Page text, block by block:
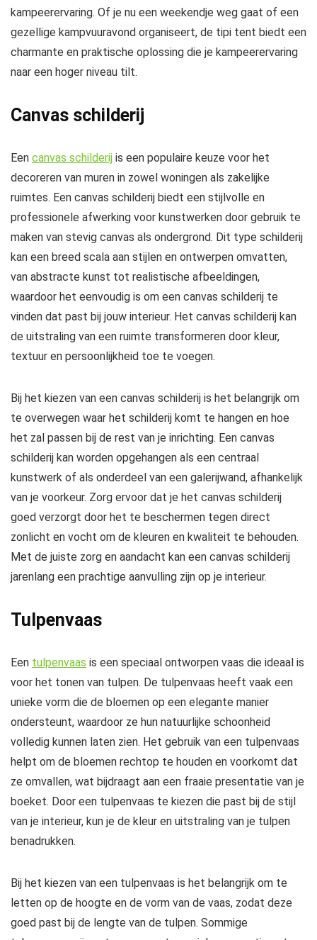
kampeerervaring. Of je nu een weekendje weg gaat of een
gezellige kampvuuravond organiseert, de tipi tent biedt een
charmante en praktische oplossing die je kampeerervaring
naar een hoger niveau tilt.
Canvas schilderij
Een canvas schilderij is een populaire keuze voor het
decoreren van muren in zowel woningen als zakelijke
ruimtes. Een canvas schilderij biedt een stijlvolle en
professionele afwerking voor kunstwerken door gebruik te
maken van stevig canvas als ondergrond. Dit type schilderij
kan een breed scala aan stijlen en ontwerpen omvatten,
van abstracte kunst tot realistische afbeeldingen,
waardoor het eenvoudig is om een canvas schilderij te
vinden dat past bij jouw interieur. Het canvas schilderij kan
de uitstraling van een ruimte transformeren door kleur,
textuur en persoonlijkheid toe te voegen.
Bij het kiezen van een canvas schilderij is het belangrijk om
te overwegen waar het schilderij komt te hangen en hoe
het zal passen bij de rest van je inrichting. Een canvas
schilderij kan worden opgehangen als een centraal
kunstwerk of als onderdeel van een galerijwand, afhankelijk
van je voorkeur. Zorg ervoor dat je het canvas schilderij
goed verzorgt door het te beschermen tegen direct
zonlicht en vocht om de kleuren en kwaliteit te behouden.
Met de juiste zorg en aandacht kan een canvas schilderij
jarenlang een prachtige aanvulling zijn op je interieur.
Tulpenvaas
Een tulpenvaas is een speciaal ontworpen vaas die ideaal is
voor het tonen van tulpen. De tulpenvaas heeft vaak een
unieke vorm die de bloemen op een elegante manier
ondersteunt, waardoor ze hun natuurlijke schoonheid
volledig kunnen laten zien. Het gebruik van een tulpenvaas
helpt om de bloemen rechtop te houden en voorkomt dat
ze omvallen, wat bijdraagt aan een fraaie presentatie van je
boeket. Door een tulpenvaas te kiezen die past bij de stijl
van je interieur, kun je de kleur en uitstraling van je tulpen
benadrukken.
Bij het kiezen van een tulpenvaas is het belangrijk om te
letten op de hoogte en de vorm van de vaas, zodat deze
goed past bij de lengte van de tulpen. Sommige